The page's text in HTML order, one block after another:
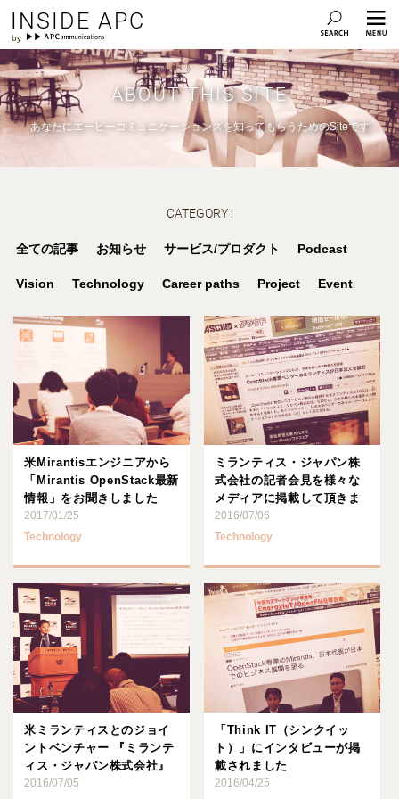
INSIDE APC
ABOUT THIS SITE
あなたにエーピーコミュニケーションズを知ってもらうためのSiteです
CATEGORY :
全ての記事 お知らせ サービス/プロダクト Podcast
Vision Technology Career paths Project Event
米Mirantisエンジニアから
「Mirantis OpenStack最新
情報」をお聞きしました
2017/01/25
Technology
ミランティス・ジャパン株
式会社の記者会見を様々な
メディアに掲載して頂きま
した
2016/07/06
Technology
米ミランティスとのジョイ
ントベンチャー 『ミランテ
ィス・ジャパン株式会社』
を設立しました
2016/07/05
「Think IT（シンクイッ
ト）」にインタビューが掲
載されました
2016/04/25